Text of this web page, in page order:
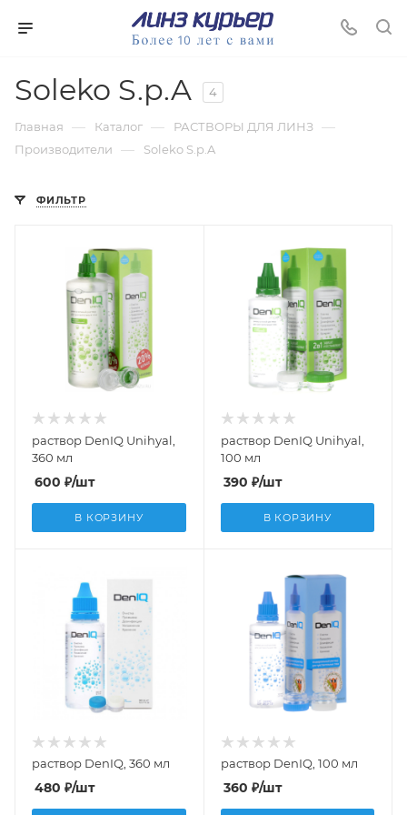
Soleko S.p.A 4
Главная — Каталог — РАСТВОРЫ ДЛЯ ЛИНЗ —
Производители — Soleko S.p.A
ФИЛЬТР
раствор DenIQ Unihyal,
360 мл
600 ₽/шт
В КОРЗИНУ
раствор DenIQ Unihyal,
100 мл
390 ₽/шт
В КОРЗИНУ
раствор DenIQ, 360 мл
480 ₽/шт
раствор DenIQ, 100 мл
360 ₽/шт